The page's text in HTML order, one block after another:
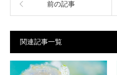
前の記事
関連記事一覧